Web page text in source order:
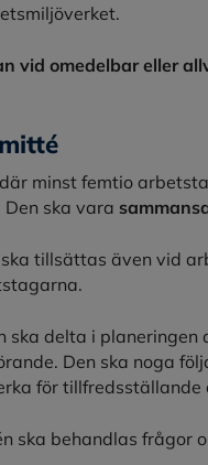
vid omedelbar eller
minst femtio
Den ska vara
tillsättas även vid
ska delta i
Den ska noga
för
ska behandlas frågor